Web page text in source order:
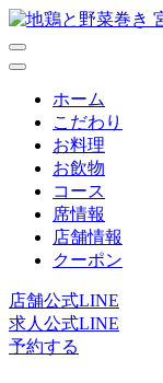
ホーム
こだわり
お料理
お飲物
コース
席情報
店舗情報
クーポン
店舗公式LINE
求人公式LINE
予約する